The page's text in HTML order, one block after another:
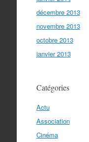
décembre 2013
novembre 2013
octobre 2013
janvier 2013
Catégories
Actu
Association
Cinéma